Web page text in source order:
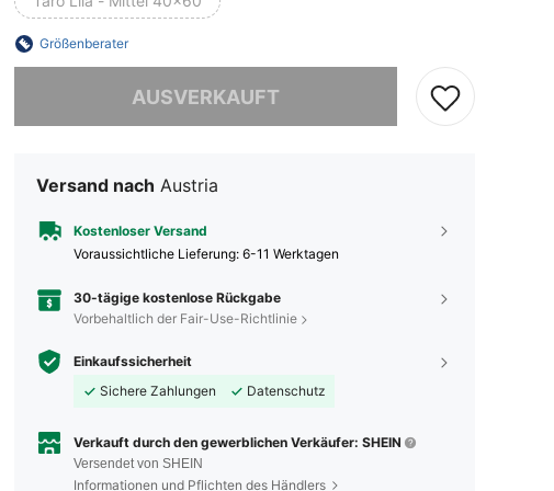
Größenberater
AUSVERKAUFT
Versand nach Austria
Kostenloser Versand
Voraussichtliche Lieferung: 6-11 Werktagen
30-tägige kostenlose Rückgabe
Vorbehaltlich der Fair-Use-Richtlinie
Einkaufssicherheit
Sichere Zahlungen
Datenschutz
Verkauft durch den gewerblichen Verkäufer: SHEIN
Versendet von SHEIN
Informationen und Pflichten des Händlers